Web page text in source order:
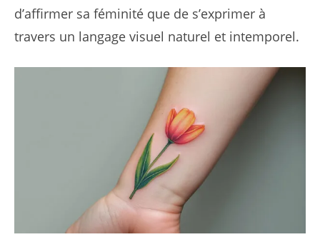
d’affirmer sa féminité que de s’exprimer à
travers un langage visuel naturel et intemporel.